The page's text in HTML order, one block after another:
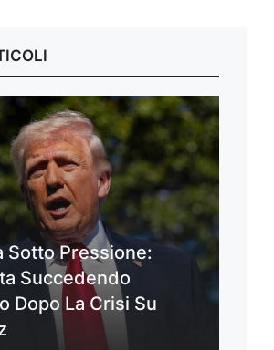
Sotto Pressione:
Succedendo
Dopo La Crisi Su